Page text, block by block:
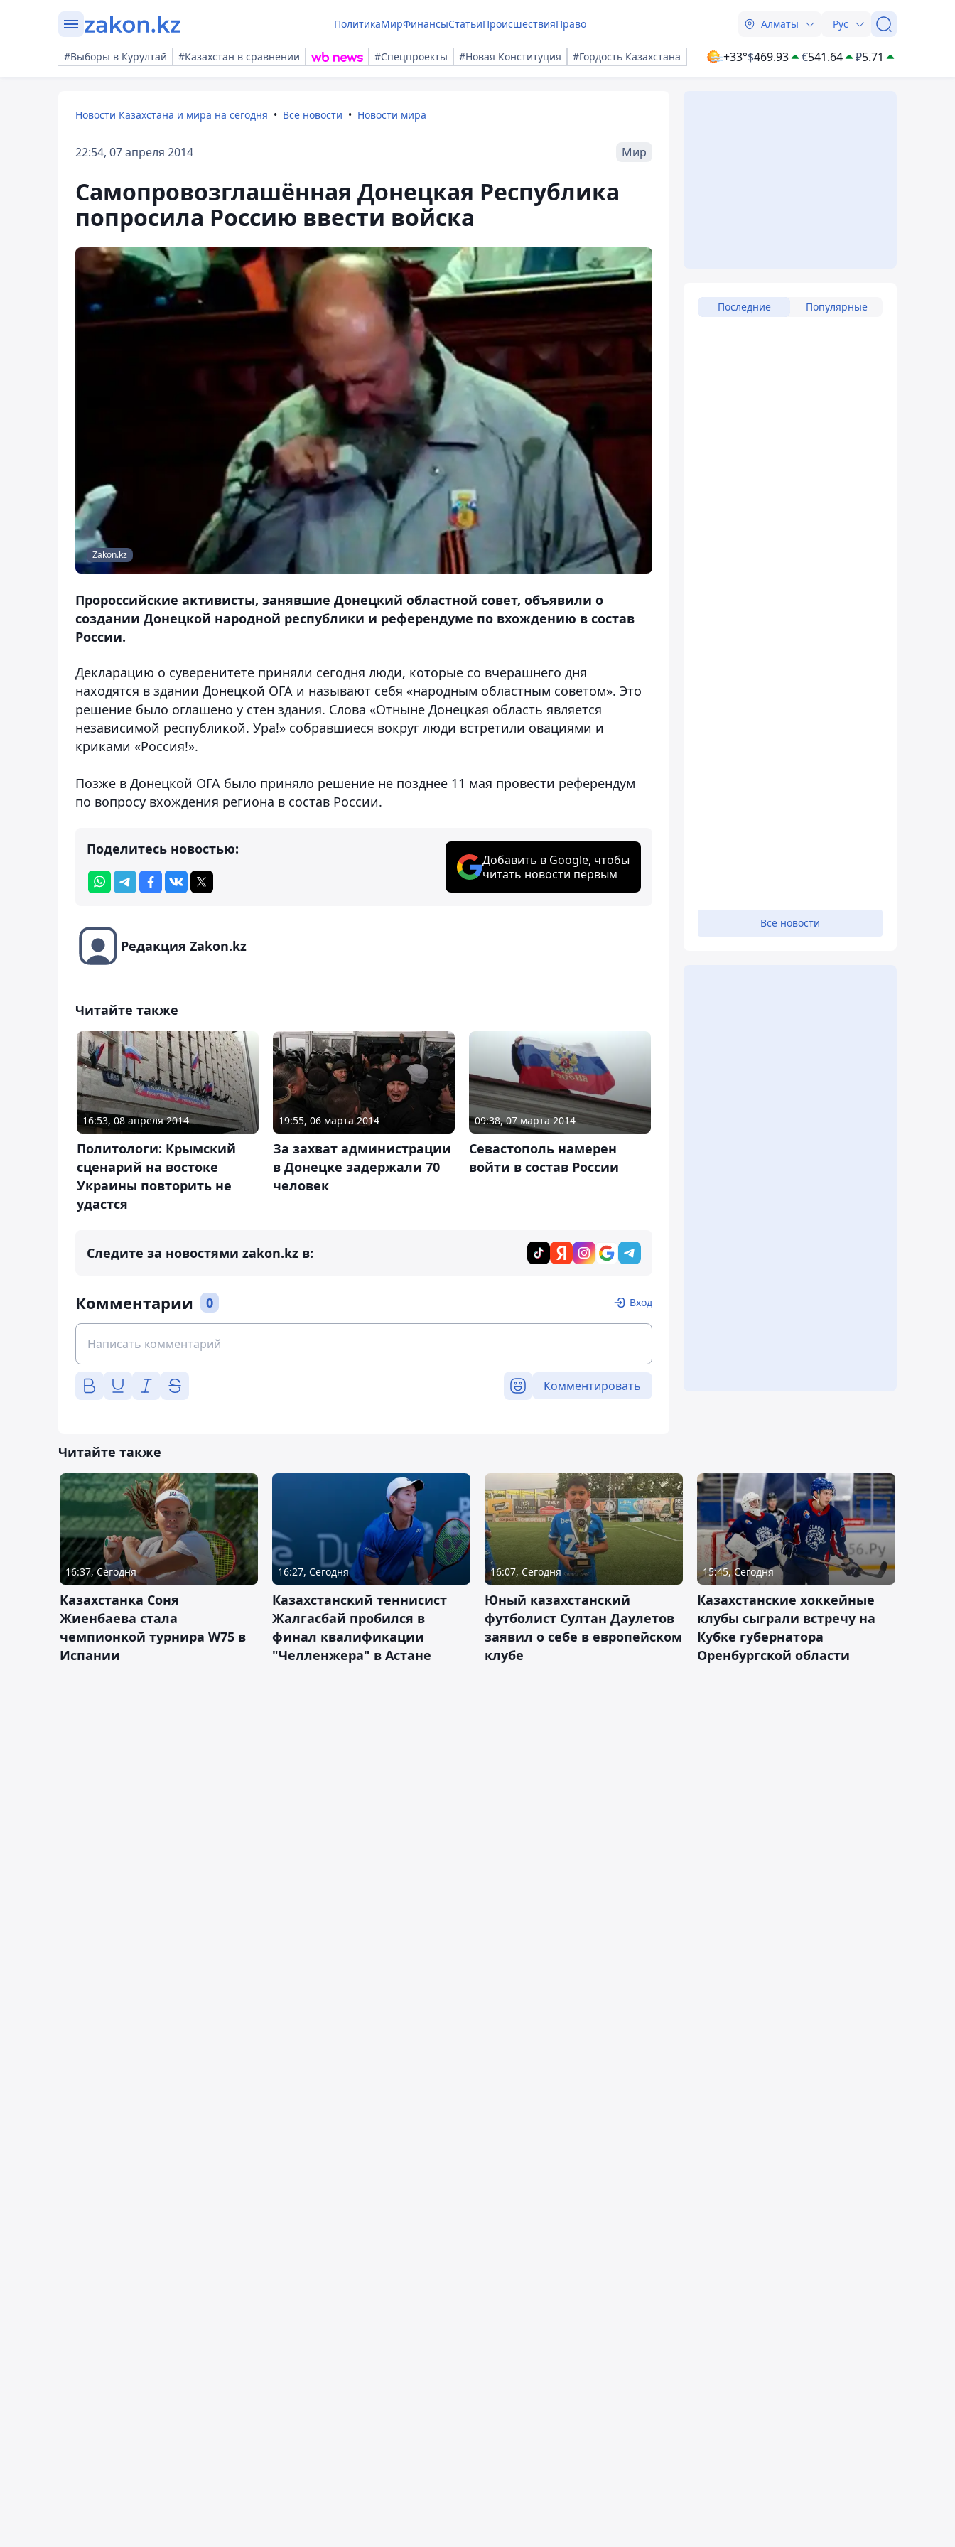
ПолитикаМирФинансыСтатьиПроисшествияПраво Алматы Рус
#Выборы в Курултай #Казахстан в сравнении #Спецпроекты #Новая Конституция #Гордость Казахстана +33°$469.93 €541.64 ₽5.71
Новости Казахстана и мира на сегодня Все новости Новости мира
22:54, 07 апреля 2014 Мир
Самопровозглашённая Донецкая Республика
попросила Россию ввести войска
Zakon.kz
Пророссийские активисты, занявшие Донецкий областной совет, объявили о
создании Донецкой народной республики и референдуме по вхождению в состав
России.
Декларацию о суверенитете приняли сегодня люди, которые со вчерашнего дня
находятся в здании Донецкой ОГА и называют себя «народным областным советом». Это
решение было оглашено у стен здания. Слова «Отныне Донецкая область является
независимой республикой. Ура!» собравшиеся вокруг люди встретили овациями и
криками «Россия!».
Позже в Донецкой ОГА было приняло решение не позднее 11 мая провести референдум
по вопросу вхождения региона в состав России.
Поделитесь новостью:
Добавить в Google, чтобы
читать новости первым
Редакция Zakon.kz
Читайте также
16:53, 08 апреля 2014
Политологи: Крымский
сценарий на востоке
Украины повторить не
удастся
19:55, 06 марта 2014
За захват администрации
в Донецке задержали 70
человек
09:38, 07 марта 2014
Севастополь намерен
войти в состав России
Следите за новостями zakon.kz в:
Комментарии 0 Вход
Комментировать
Последние Популярные
Все новости
Читайте также
16:37, Сегодня
Казахстанка Соня
Жиенбаева стала
чемпионкой турнира W75 в
Испании
16:27, Сегодня
Казахстанский теннисист
Жалгасбай пробился в
финал квалификации
"Челленжера" в Астане
16:07, Сегодня
Юный казахстанский
футболист Султан Даулетов
заявил о себе в европейском
клубе
15:45, Сегодня
Казахстанские хоккейные
клубы сыграли встречу на
Кубке губернатора
Оренбургской области